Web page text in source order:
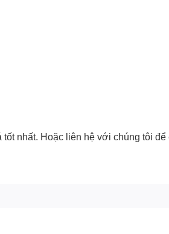
nhất. Hoặc liên hệ với chúng tôi